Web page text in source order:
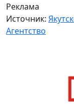
Реклама
Источник:
Агентство